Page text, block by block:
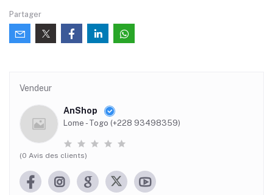
Partager
Vendeur
AnShop
Lome - Togo (+228 93498359)
(0 Avis des clients)